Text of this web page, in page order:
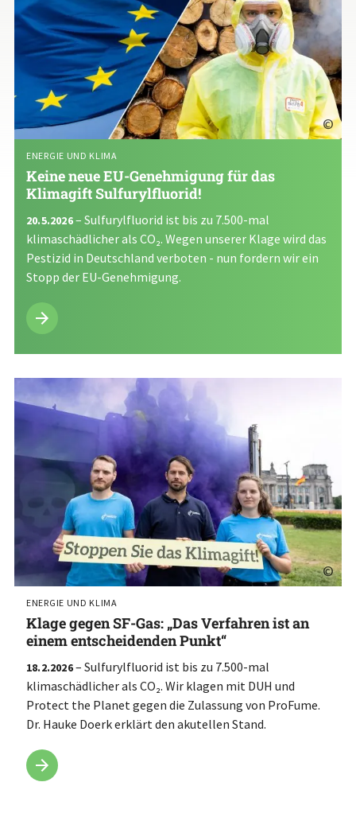
©
Keine neue EU-Genehmigung für das
Klimagift Sulfurylfluorid!
ENERGIE UND KLIMA
20.5.2026– Sulfurylfluorid ist bis zu 7.500-mal
klimaschädlicher als CO₂. Wegen unserer Klage wird das
Pestizid in Deutschland verboten - nun fordern wir ein
Stopp der EU-Genehmigung.
©
Klage gegen SF-Gas: „Das Verfahren ist an
einem entscheidenden Punkt“
ENERGIE UND KLIMA
18.2.2026– Sulfurylfluorid ist bis zu 7.500-mal
klimaschädlicher als CO₂. Wir klagen mit DUH und
Protect the Planet gegen die Zulassung von ProFume.
Dr. Hauke Doerk erklärt den akutellen Stand.